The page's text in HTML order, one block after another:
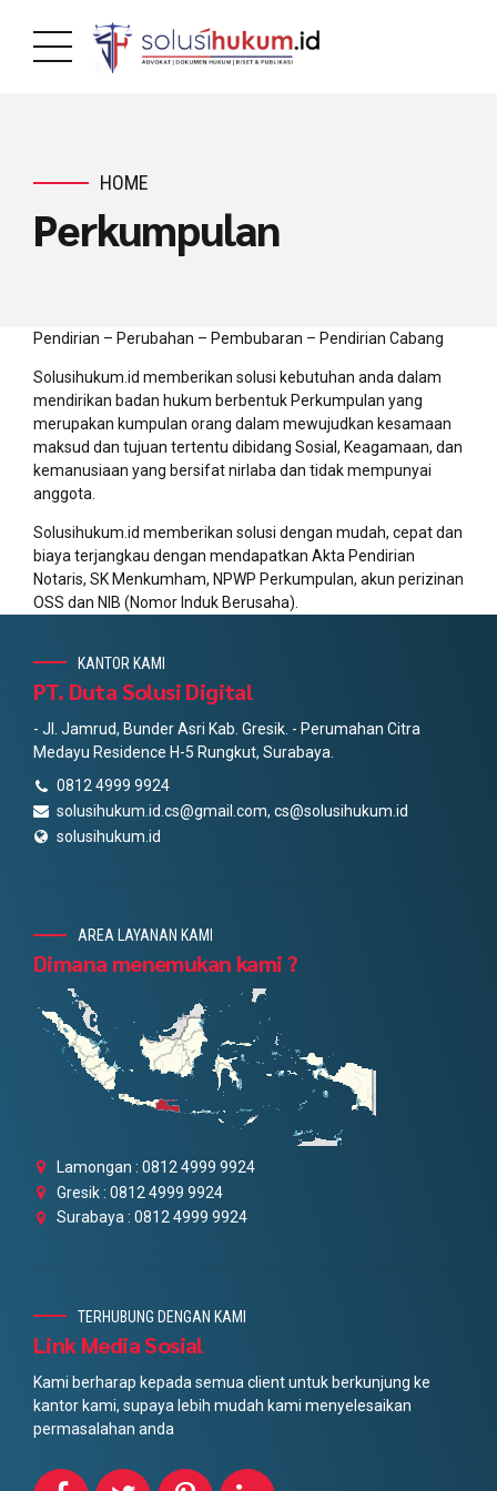
HOME
Perkumpulan
Pendirian – Perubahan – Pembubaran – Pendirian Cabang
Solusihukum.id memberikan solusi kebutuhan anda dalam
mendirikan badan hukum berbentuk Perkumpulan yang
merupakan kumpulan orang dalam mewujudkan kesamaan
maksud dan tujuan tertentu dibidang Sosial, Keagamaan, dan
kemanusiaan yang bersifat nirlaba dan tidak mempunyai
anggota.
Solusihukum.id memberikan solusi dengan mudah, cepat dan
biaya terjangkau dengan mendapatkan Akta Pendirian
Notaris, SK Menkumham, NPWP Perkumpulan, akun perizinan
OSS dan NIB (Nomor Induk Berusaha).
KANTOR KAMI
PT. Duta Solusi Digital
- Jl. Jamrud, Bunder Asri Kab. Gresik. - Perumahan Citra
Medayu Residence H-5 Rungkut, Surabaya.
0812 4999 9924
solusihukum.id.cs@gmail.com, cs@solusihukum.id
solusihukum.id
AREA LAYANAN KAMI
Dimana menemukan kami ?
Lamongan : 0812 4999 9924
Gresik : 0812 4999 9924
Surabaya : 0812 4999 9924
TERHUBUNG DENGAN KAMI
Link Media Sosial
Kami berharap kepada semua client untuk berkunjung ke
kantor kami, supaya lebih mudah kami menyelesaikan
permasalahan anda